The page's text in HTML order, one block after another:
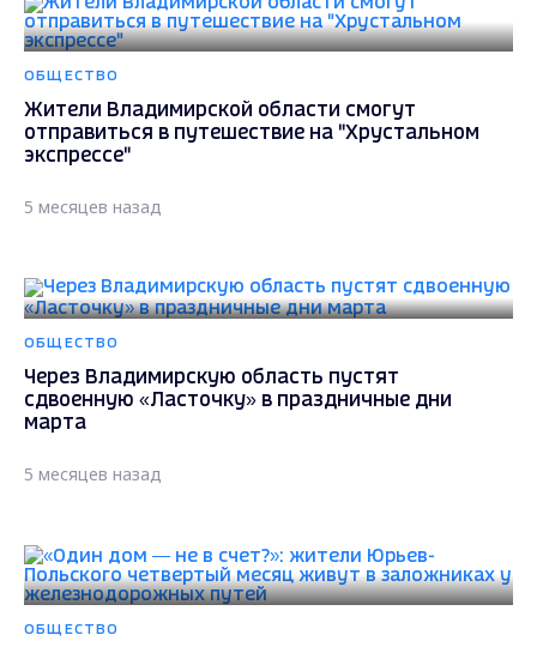
ОБЩЕСТВО
Жители Владимирской области смогут
отправиться в путешествие на "Хрустальном
экспрессе"
5 месяцев назад
ОБЩЕСТВО
Через Владимирскую область пустят
сдвоенную «Ласточку» в праздничные дни
марта
5 месяцев назад
ОБЩЕСТВО